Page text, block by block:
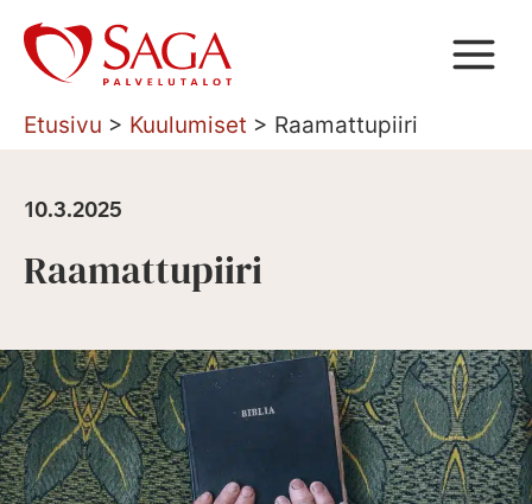
Siirry
sisältöön
Etusivu > Kuulumiset > Raamattupiiri
10.3.2025
Raamattupiiri